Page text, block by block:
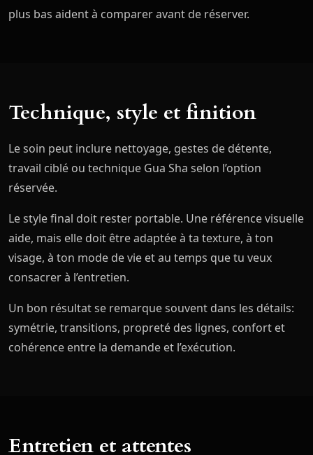
plus bas aident à comparer avant de réserver.
Technique, style et finition
Le soin peut inclure nettoyage, gestes de détente,
travail ciblé ou technique Gua Sha selon l’option
réservée.
Le style final doit rester portable. Une référence visuelle
aide, mais elle doit être adaptée à ta texture, à ton
visage, à ton mode de vie et au temps que tu veux
consacrer à l’entretien.
Un bon résultat se remarque souvent dans les détails:
symétrie, transitions, propreté des lignes, confort et
cohérence entre la demande et l’exécution.
Entretien et attentes